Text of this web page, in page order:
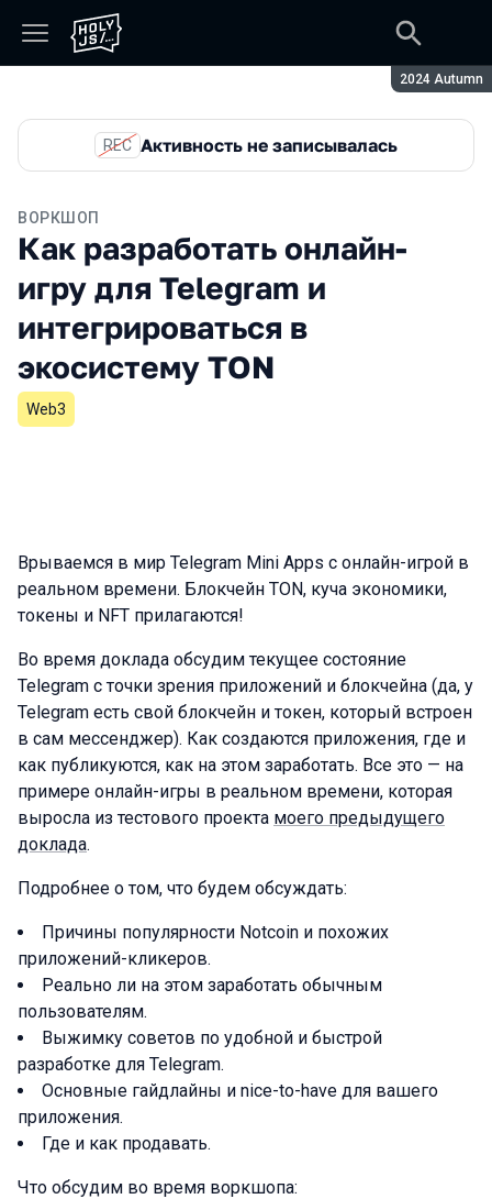
Сезон:
2024 Autumn
REC Активность не записывалась
ВОРКШОП
Как разработать онлайн-
игру для Telegram и
интегрироваться в
экосистему TON
Web3
Врываемся в мир Telegram Mini Apps с онлайн-игрой в
реальном времени. Блокчейн TON, куча экономики,
токены и NFT прилагаются!
Во время доклада обсудим текущее состояние
Telegram с точки зрения приложений и блокчейна (да, у
Telegram есть свой блокчейн и токен, который встроен
в сам мессенджер). Как создаются приложения, где и
как публикуются, как на этом заработать. Все это — на
примере онлайн-игры в реальном времени, которая
выросла из тестового проекта моего предыдущего
доклада.
Подробнее о том, что будем обсуждать:
Причины популярности Notcoin и похожих
приложений-кликеров.
Реально ли на этом заработать обычным
пользователям.
Выжимку советов по удобной и быстрой
разработке для Telegram.
Основные гайдлайны и nice-to-have для вашего
приложения.
Где и как продавать.
Что обсудим во время воркшопа: